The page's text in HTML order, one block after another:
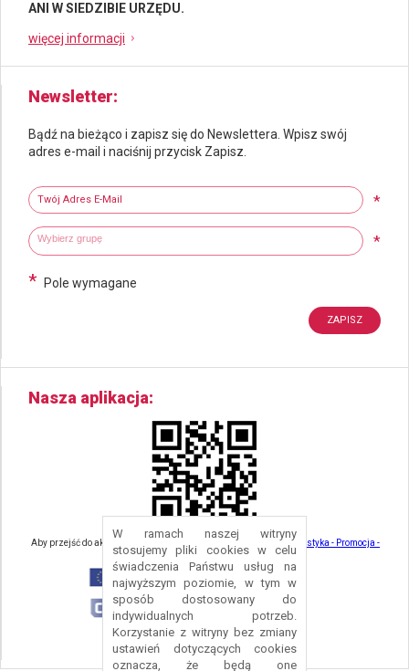
W ramach naszej witryny
stosujemy pliki cookies w celu
świadczenia Państwu usług na
najwyższym poziomie, w tym w
sposób dostosowany do
indywidualnych potrzeb.
Korzystanie z witryny bez zmiany
ustawień dotyczących cookies
oznacza, że będą one
ANI W SIEDZIBIE URZĘDU.
więcej informacji
Newsletter
Bądź na bieżąco i zapisz się do Newslettera. Wpisz swój
adres e-mail i naciśnij przycisk Zapisz.
Twój adres e-mail
*
Wybierz grupy tematyczne *
Wpisz wyszukiwaną fraze
* Pole wymagane
Nasza aplikacja
Aby przejść do aktualności związanych z turystyką - kliknij tu:
Turystyka - Promocja -
Strefa Turysty - Gmina Nowa Ruda